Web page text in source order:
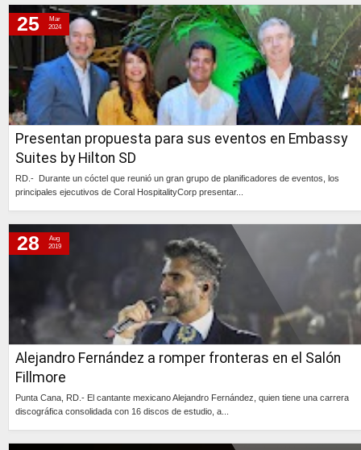
Presentan propuesta para sus eventos en Embassy
Suites by Hilton SD
RD.- Durante un cóctel que reunió un gran grupo de planificadores de eventos, los
principales ejecutivos de Coral HospitalityCorp presentar...
25
Mar
2024
Alejandro Fernández a romper fronteras en el Salón
Fillmore
Punta Cana, RD.- El cantante mexicano Alejandro Fernández, quien tiene una carrera
discográfica consolidada con 16 discos de estudio, a...
28
Aug
2019